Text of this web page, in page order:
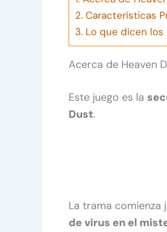
2. Características
3. Lo que dicen
Acerca de Heaven
Este juego es la
Dust.
La trama comienza
de virus en el